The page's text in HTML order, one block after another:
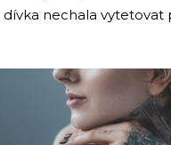
dívka nechala vytetovat